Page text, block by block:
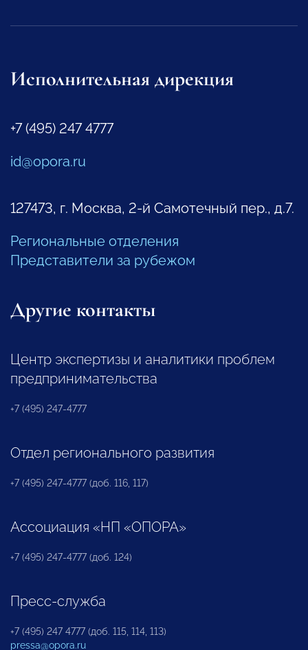
Исполнительная дирекция
+7 (495) 247 4777
id@opora.ru
127473, г. Москва, 2-й Самотечный пер., д.7.
Региональные отделения
Представители за рубежом
Другие контакты
Центр экспертизы и аналитики проблем
предпринимательства
+7 (495) 247-4777
Отдел регионального развития
+7 (495) 247-4777 (доб. 116, 117)
Ассоциация «НП «ОПОРА»
+7 (495) 247-4777 (доб. 124)
Пресс-служба
+7 (495) 247 4777 (доб. 115, 114, 113)
pressa@opora.ru